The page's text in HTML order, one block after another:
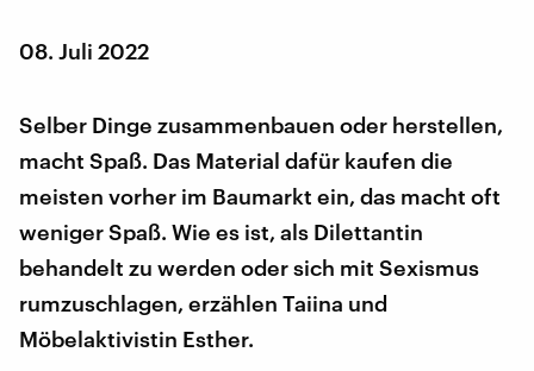
08. Juli 2022
Selber Dinge zusammenbauen oder herstellen,
macht Spaß. Das Material dafür kaufen die
meisten vorher im Baumarkt ein, das macht oft
weniger Spaß. Wie es ist, als Dilettantin
behandelt zu werden oder sich mit Sexismus
rumzuschlagen, erzählen Taiina und
Möbelaktivistin Esther.